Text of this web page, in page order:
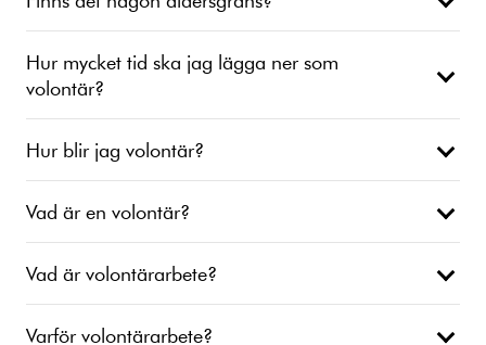
Hur mycket tid ska jag lägga ner som
volontär?
Hur blir jag volontär?
Vad är en volontär?
Vad är volontärarbete?
Varför volontärarbete?